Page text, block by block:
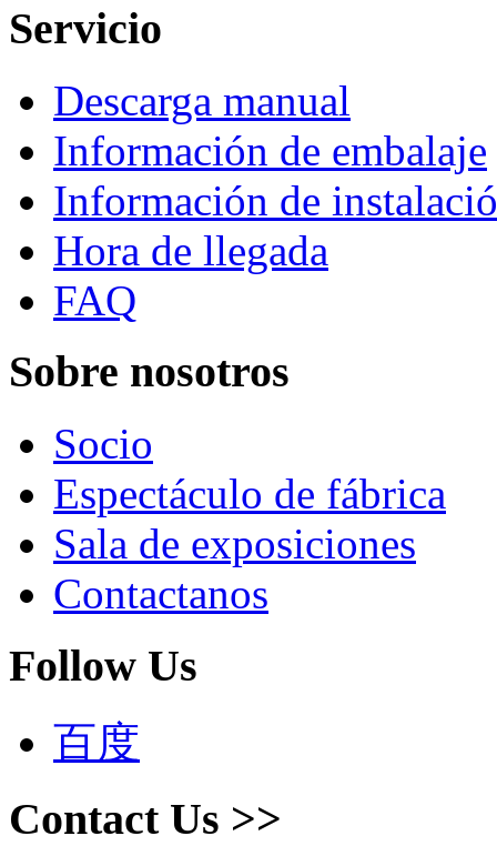
Servicio
Descarga manual
Información de embalaje
Información de
Hora de llegada
FAQ
Sobre nosotros
Socio
Espectáculo de fábrica
Sala de exposiciones
Contactanos
Follow Us
百度
Contact Us >>